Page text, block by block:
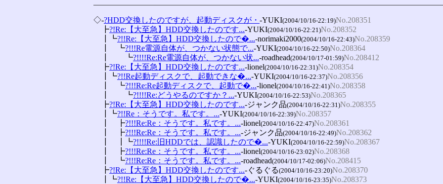
◇-?HDD交換したのですが、起動ディスクが・ -YUKI(2004/10/16-22:19)No.208351
┣?!Re:【大至急】HDD交換したのです...-YUKI(2004/10/16-22:21)No.208352
┃┗?!!Re:【大至急】HDD交換したので�...-norimaki2000(2004/10/16-22:43)No.208359
┃　┗?!!!Re電源自体が、つかない状態で...-YUKI(2004/10/16-22:50)No.208364
┃　　┗?!!!!Re:Re電源自体が、つかない状...-roadhead(2004/10/17-01:59)No.208412
┣?!Re:【大至急】HDD交換したのです...-lionel(2004/10/16-22:31)No.208354
┃┗?!!Re起動ディスクで、起動できな�...-YUKI(2004/10/16-22:37)No.208356
┃　┗?!!!Re:Re起動ディスクで、起動で�...-lionel(2004/10/16-22:41)No.208358
┃　　┗?!!!!Re:どうやるのですか？...-YUKI(2004/10/16-22:53)No.208365
┣?!Re:【大至急】HDD交換したのです...-ジャンク品(2004/10/16-22:31)No.208355
┃┗?!!Re：そうです。私です。...-YUKI(2004/10/16-22:39)No.208357
┃　┣?!!!Re:Re：そうです。私です。...-lionel(2004/10/16-22:47)No.208361
┃　┣?!!!Re:Re：そうです。私です。...-ジャンク品(2004/10/16-22:49)No.208362
┃　┃┗?!!!!Re:旧HDDでは、認識したので�...-YUKI(2004/10/16-22:59)No.208367
┃　┣?!!!Re:Re：そうです。私です。...-lionel(2004/10/16-23:02)No.208368
┃　┗?!!!Re:Re：そうです。私です。...-roadhead(2004/10/17-02:06)No.208415
┣?!Re:【大至急】HDD交換したのです...-ぐるぐる(2004/10/16-23:20)No.208370
┃┗?!!Re:【大至急】HDD交換したので�...-YUKI(2004/10/16-23:35)No.208373